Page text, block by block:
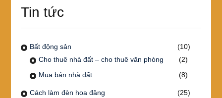
Tin tức
Bất động sản
(10)
Cho thuê nhà đất – cho thuê văn phòng
(2)
Mua bán nhà đất
(8)
Cách làm đèn hoa đăng (25)